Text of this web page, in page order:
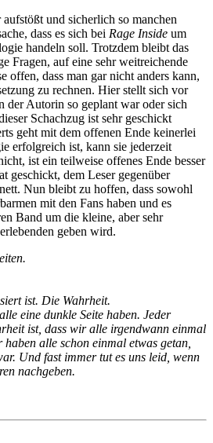
und sicherlich so manchen
dass es sich bei Rage Inside um
handeln soll. Trotzdem bleibt das
Fragen, auf eine sehr weitreichende
offen, dass man gar nicht anders kann,
zu rechnen. Hier stellt sich vor
der Autorin so geplant war oder sich
Schachzug ist sehr geschickt
geht mit dem offenen Ende keinerlei
erfolgreich ist, kann sie jederzeit
ist ein teilweise offenes Ende besser
geschickt, dem Leser gegenüber
Nun bleibt zu hoffen, dass sowohl
mit den Fans haben und es
Band um die kleine, aber sehr
geben wird.
ist. Die Wahrheit.
eine dunkle Seite haben. Jeder
ist, dass wir alle irgendwann einmal
alle schon einmal etwas getan,
Und fast immer tut es uns leid, wenn
nachgeben.